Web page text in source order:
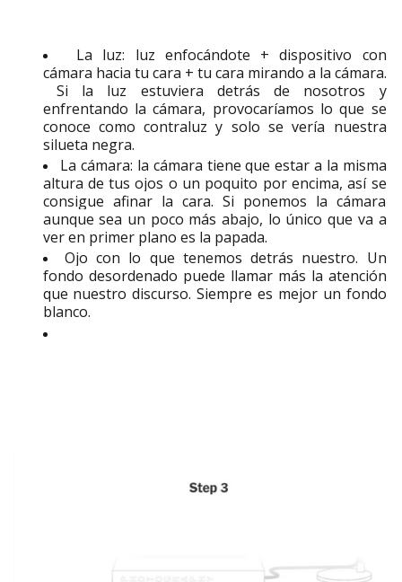
La luz: luz enfocándote + dispositivo con
cámara hacia tu cara + tu cara mirando a la cámara.
Si la luz estuviera detrás de nosotros y
enfrentando la cámara, provocaríamos lo que se
conoce como contraluz y solo se vería nuestra
silueta negra.
La cámara: la cámara tiene que estar a la misma
altura de tus ojos o un poquito por encima, así se
consigue afinar la cara. Si ponemos la cámara
aunque sea un poco más abajo, lo único que va a
ver en primer plano es la papada.
Ojo con lo que tenemos detrás nuestro. Un
fondo desordenado puede llamar más la atención
que nuestro discurso. Siempre es mejor un fondo
blanco.